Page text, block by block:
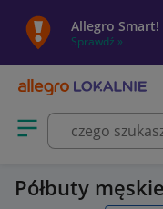
Allegro Smart!
Sprawdź »
Otwórz menu z
Półbuty męskie